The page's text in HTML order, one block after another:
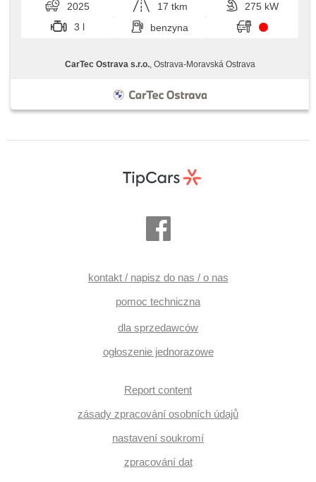
2025 17 tkm
275 kW
3 l
benzyna
CarTec Ostrava s.r.o., Ostrava-Moravská Ostrava
kontakt / napisz do nas / o nas
pomoc techniczna
dla sprzedawców
ogłoszenie jednorazowe
Report content
zásady zpracování osobních údajů
nastavení soukromí
zpracování dat